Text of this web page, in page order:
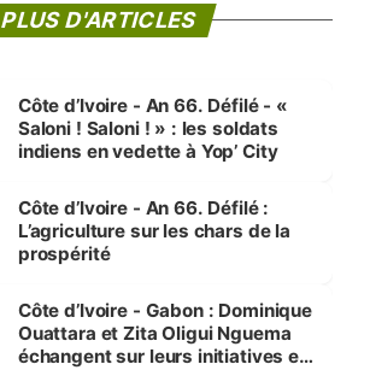
PLUS D'ARTICLES
Côte d’Ivoire - An 66. Défilé - «
Saloni ! Saloni ! » : les soldats
indiens en vedette à Yop’ City
Côte d’Ivoire - An 66. Défilé :
L’agriculture sur les chars de la
prospérité
Côte d’Ivoire - Gabon : Dominique
Ouattara et Zita Oligui Nguema
échangent sur leurs initiatives en